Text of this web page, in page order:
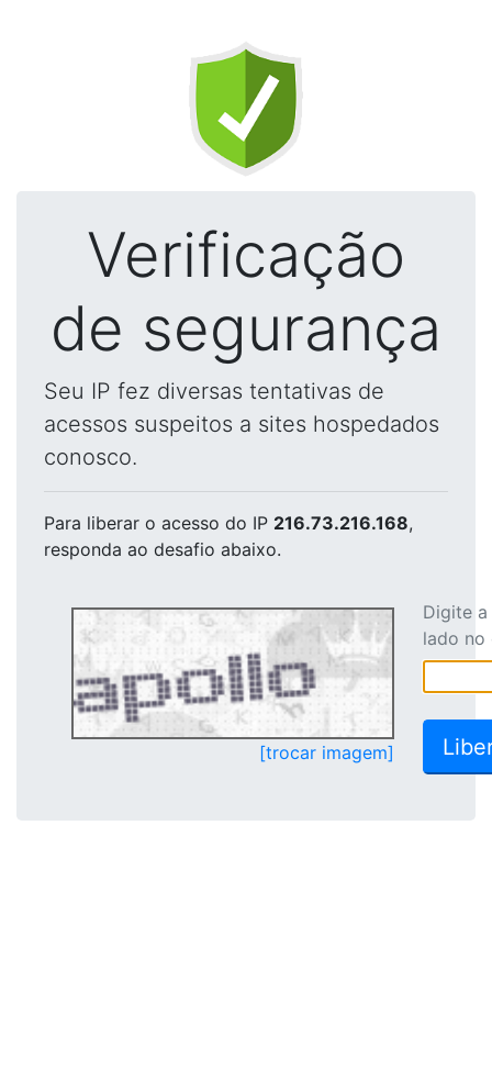
Verificação
de segurança
Seu IP fez diversas tentativas de
acessos suspeitos a sites hospedados
conosco.
Para liberar o acesso do IP 216.73.216.168,
responda ao desafio abaixo.
[trocar imagem]
Digite
lado no